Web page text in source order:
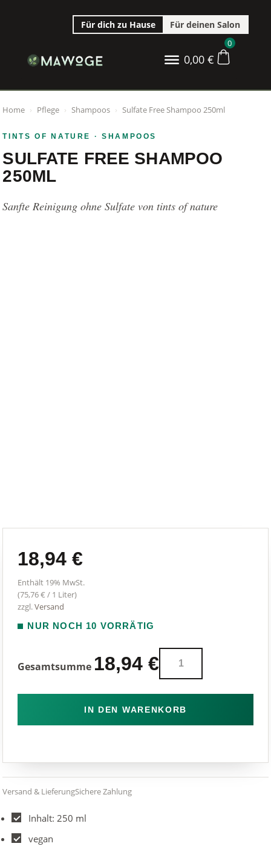
Für dich zu Hause Für deinen Salon
0,00 €
0
Home › Pflege › Shampoos › Sulfate Free Shampoo 250ml
TINTS OF NATURE · SHAMPOOS
SULFATE FREE SHAMPOO
250ML
Sanfte Reinigung ohne Sulfate von tints of nature
18,94€
Enthält 19% MwSt.
(75,76€ / 1 Liter)
zzgl.Versand
NUR NOCH 10 VORRÄTIG
Gesamtsumme 18,94€Free
IN DEN WARENKORB
Versand & LieferungSichere Zahlung
Inhalt: 250 ml
vegan